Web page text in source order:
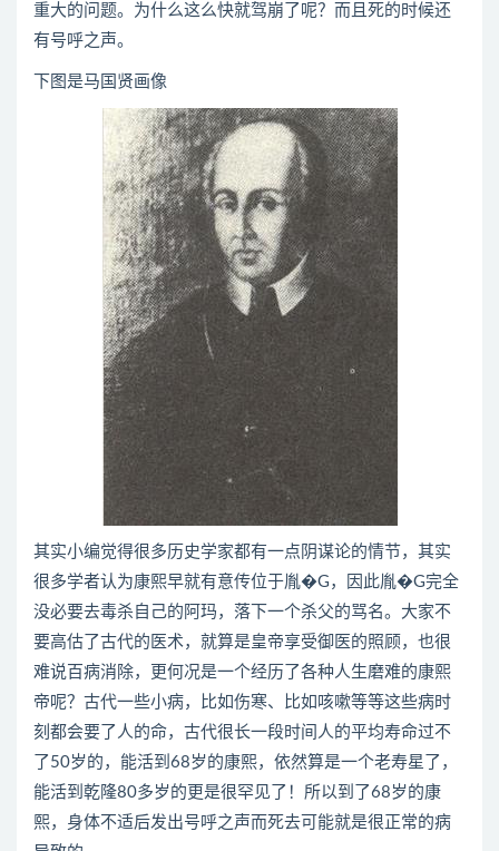
重大的问题。为什么这么快就驾崩了呢？而且死的时候还
有号呼之声。
下图是马国贤画像
其实小编觉得很多历史学家都有一点阴谋论的情节，其实
很多学者认为康熙早就有意传位于胤�G，因此胤�G完全
没必要去毒杀自己的阿玛，落下一个杀父的骂名。大家不
要高估了古代的医术，就算是皇帝享受御医的照顾，也很
难说百病消除，更何况是一个经历了各种人生磨难的康熙
帝呢？古代一些小病，比如伤寒、比如咳嗽等等这些病时
刻都会要了人的命，古代很长一段时间人的平均寿命过不
了50岁的，能活到68岁的康熙，依然算是一个老寿星了，
能活到乾隆80多岁的更是很罕见了！所以到了68岁的康
熙，身体不适后发出号呼之声而死去可能就是很正常的病